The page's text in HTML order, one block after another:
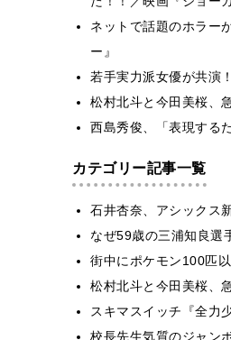
ネットで話題のホラー
ー』
若手実力派女優が共演
松村北斗と今田美桜、
西島秀俊、「表現する
カテゴリー記事一覧
石井杏奈、アシックス
なぜ59歳の三浦知良
街中にポケモン100匹
松村北斗と今田美桜、
スキマスイッチ『全力
校長先生気質のジャン